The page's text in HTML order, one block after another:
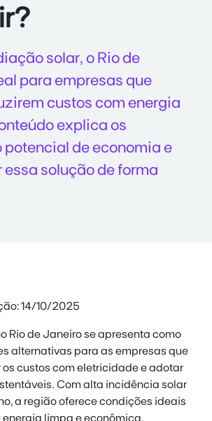
solar, o Rio de
para empresas que
custos com energia
explica os
potencial de economia e
solução de forma
14/10/2025
Rio de Janeiro se apresenta como
alternativas para as empresas que
custos com eletricidade e adotar
Com alta incidência solar
a região oferece condições ideais
limpa e econômica.